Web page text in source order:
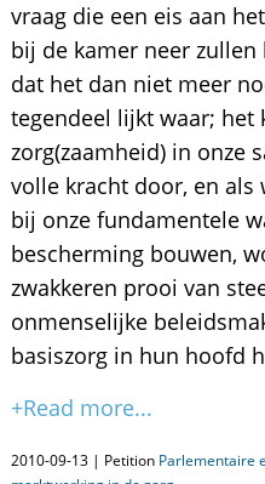
vraag die een eis aan
bij de kamer neer zullen
dat het dan niet meer
tegendeel lijkt waar; het
zorg(zaamheid) in onze
volle kracht door, en als
bij onze fundamentele
bescherming bouwen,
zwakkeren prooi van
onmenselijke
basiszorg in hun hoofd
+Read more...
2010-09-13 | Petition Parlementaire